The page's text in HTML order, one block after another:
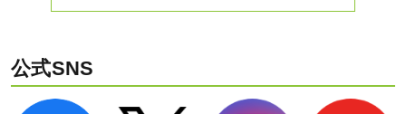
公式SNS